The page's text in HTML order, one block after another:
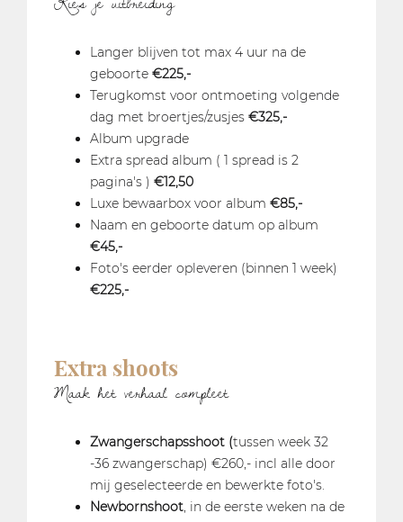
Langer blijven tot max 4 uur na de
geboorte €225,-
Terugkomst voor ontmoeting volgende
dag met broertjes/zusjes €325,-
Album upgrade
Extra spread album ( 1 spread is 2
pagina's ) €12,50
Luxe bewaarbox voor album €85,-
Naam en geboorte datum op album
€45,-
Foto's eerder opleveren (binnen 1 week)
€225,-
Extra shoots
Maak het verhaal compleet
Zwangerschapsshoot (tussen week 32
-36 zwangerschap) €260,- incl alle door
mij geselecteerde en bewerkte foto's.
Newbornshoot, in de eerste weken na de